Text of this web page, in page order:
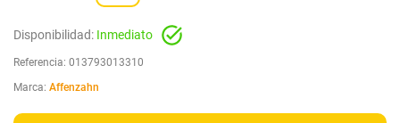
Disponibilidad: Inmediato
Referencia: 013793013310
Marca: Affenzahn